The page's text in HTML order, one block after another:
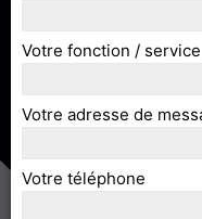
Votre fonction / service
Votre adresse de
Votre téléphone